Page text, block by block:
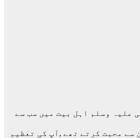
علیہ وسلم اہل بیت میں سب سے
سے محبت کرتے تھے ,آپ کی تعظیم